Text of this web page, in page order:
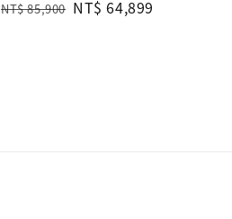
Regular
NT$ 85,900 Sale
NT$ 64,899